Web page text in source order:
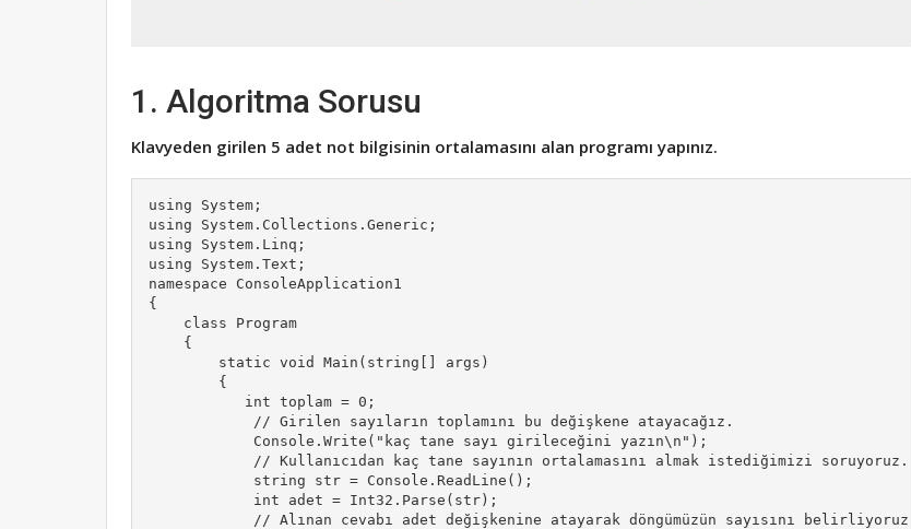
1. Algoritma Sorusu
Klavyeden girilen 5 adet not bilgisinin ortalamasını alan programı yapınız.
using System;
using System.Collections.Generic;
using System.Linq;
using System.Text;
namespace ConsoleApplication1
{
    class Program
    {
        static void Main(string[] args)
        {
           int toplam = 0;
            // Girilen sayıların toplamını bu değişkene atayacağız.
            Console.Write("kaç tane sayı girileceğini yazın\n");
            // Kullanıcıdan kaç tane sayının ortalamasını almak istediğimizi soruyoruz.
            string str = Console.ReadLine();
            int adet = Int32.Parse(str);
            // Alınan cevabı adet değişkenine atayarak döngümüzün sayısını belirliyoruz.